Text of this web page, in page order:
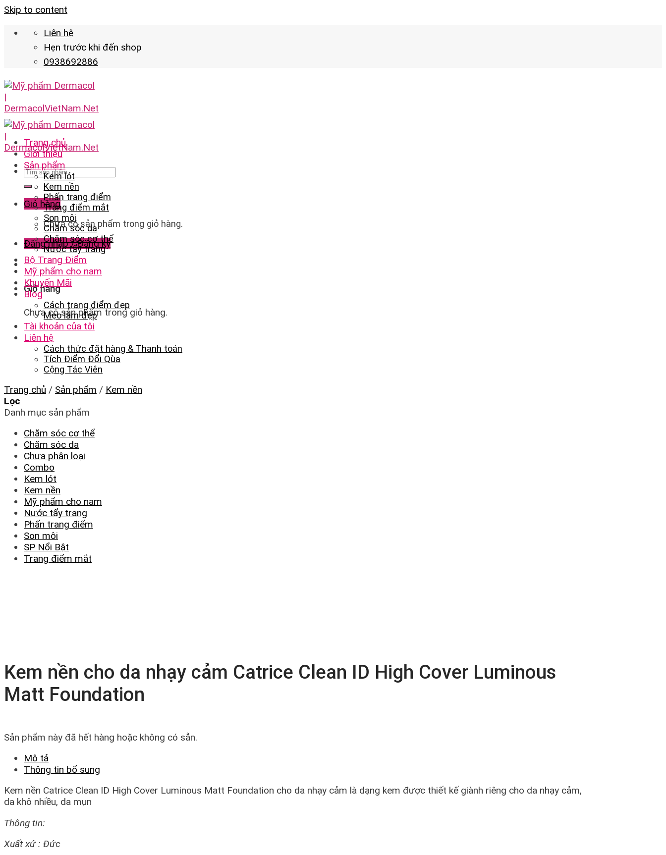
Skip to content
Liên hệ
Hẹn trước khi đến shop
0938692886
Giỏ hàng
Chưa có sản phẩm trong giỏ hàng.
Đăng nhập / Đăng ký
Giỏ hàng
Chưa có sản phẩm trong giỏ hàng.
Trang chủ
Giới thiệu
Sản phẩm
Kem lót
Kem nền
Phấn trang điểm
Trang điểm mắt
Son môi
Chăm sóc da
Chăm sóc cơ thể
Nước tẩy trang
Bộ Trang Điểm
Mỹ phẩm cho nam
Khuyến Mãi
Blog
Cách trang điểm đẹp
Mẹo làm đẹp
Tài khoản của tôi
Liên hệ
Cách thức đặt hàng & Thanh toán
Tích Điểm Đổi Qùa
Cộng Tác Viên
Trang chủ / Sản phẩm / Kem nền
Lọc
Danh mục sản phẩm
Chăm sóc cơ thể
Chăm sóc da
Chưa phân loại
Combo
Kem lót
Kem nền
Mỹ phẩm cho nam
Nước tẩy trang
Phấn trang điểm
Son môi
SP Nổi Bật
Trang điểm mắt
Kem nền cho da nhạy cảm Catrice Clean ID High Cover Luminous
Matt Foundation
Sản phẩm này đã hết hàng hoặc không có sẵn.
Mô tả
Thông tin bổ sung
Kem nền Catrice Clean ID High Cover Luminous Matt Foundation cho da nhạy cảm là dạng kem được thiết kế giành riêng cho da nhạy cảm,
da khô nhiều, da mụn
Thông tin:
Xuất xứ : Đức